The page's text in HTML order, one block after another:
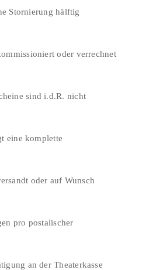
Stornierung hälftig
oder verrechnet
sind i.d.R. nicht
eine komplette
oder auf Wunsch
pro postalischer
an der Theaterkasse